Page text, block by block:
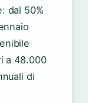
dal 50%
a 48.000
di